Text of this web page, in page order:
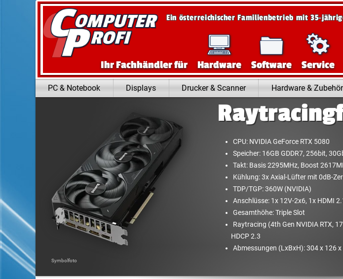
Zum Inhalt springen
Ein österreichischer Familienbetrieb mit
Ihr Fachhändler für Hardware Software Service
PC & Notebook Displays Drucker & Scanner Hardware & Zubehör
Symbolfoto
CPU: NVIDIA GeForce RTX 5080
Speicher: 16GB GDDR7, 256bit,
Takt: Basis 2295MHz, Boost
Kühlung: 3x Axial-Lüfter mit 0dB-
TDP/TGP: 360W (NVIDIA)
Anschlüsse: 1x 12V-2x6, 1x HDMI
Gesamthöhe: Triple Slot
Raytracing (4th Gen NVIDIA RTX,
HDCP 2.3
Abmessungen (LxBxH): 304 x 126